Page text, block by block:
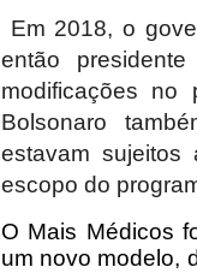
Em 2018, o
então
modificações no
Bolsonaro
estavam
escopo do
O Mais Médicos
um novo modelo,